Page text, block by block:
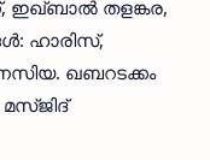
തളങ്കര,
ഹാരിസ്,
ഖബറടക്കം
മസ്ജിദ്